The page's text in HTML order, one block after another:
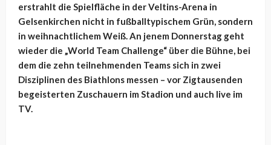
erstrahlt die Spielfläche in der Veltins-Arena in
Gelsenkirchen nicht in fußballtypischem Grün, sondern
in weihnachtlichem Weiß. An jenem Donnerstag geht
wieder die „World Team Challenge“ über die Bühne, bei
dem die zehn teilnehmenden Teams sich in zwei
Disziplinen des Biathlons messen – vor Zigtausenden
begeisterten Zuschauern im Stadion und auch live im
TV.